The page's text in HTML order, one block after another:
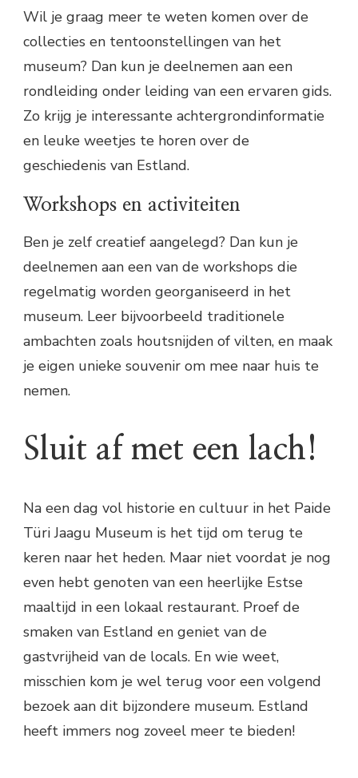
Wil je graag meer te weten komen over de
collecties en tentoonstellingen van het
museum? Dan kun je deelnemen aan een
rondleiding onder leiding van een ervaren gids.
Zo krijg je interessante achtergrondinformatie
en leuke weetjes te horen over de
geschiedenis van Estland.
Workshops en activiteiten
Ben je zelf creatief aangelegd? Dan kun je
deelnemen aan een van de workshops die
regelmatig worden georganiseerd in het
museum. Leer bijvoorbeeld traditionele
ambachten zoals houtsnijden of vilten, en maak
je eigen unieke souvenir om mee naar huis te
nemen.
Sluit af met een lach!
Na een dag vol historie en cultuur in het Paide
Türi Jaagu Museum is het tijd om terug te
keren naar het heden. Maar niet voordat je nog
even hebt genoten van een heerlijke Estse
maaltijd in een lokaal restaurant. Proef de
smaken van Estland en geniet van de
gastvrijheid van de locals. En wie weet,
misschien kom je wel terug voor een volgend
bezoek aan dit bijzondere museum. Estland
heeft immers nog zoveel meer te bieden!